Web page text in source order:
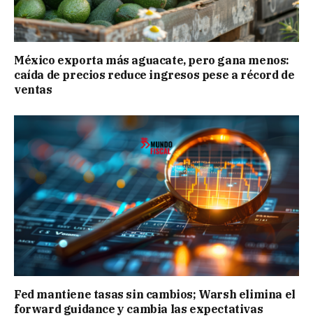
México exporta más aguacate, pero gana menos:
caída de precios reduce ingresos pese a récord de
ventas
Fed mantiene tasas sin cambios; Warsh elimina el
forward guidance y cambia las expectativas